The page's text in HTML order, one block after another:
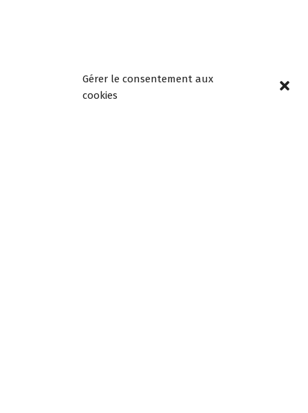
Gérer le consentement aux
cookies